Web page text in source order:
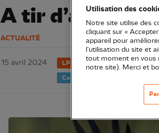
A tir d’aigle
ACTUALITÉ
15 avril 2024 LPO France
Zoom espèce
Conservation
Utilisation des
Notre site utilise des
cliquant sur «
appareil pour
l’utilisation du site et
tout moment en vous
notre site). Merci et